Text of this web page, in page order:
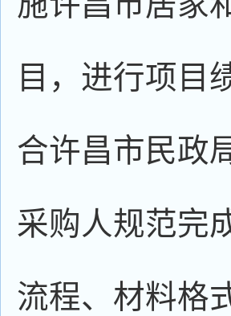
目，进行项目
合许昌市民政
采购人规范完
流程、材料格